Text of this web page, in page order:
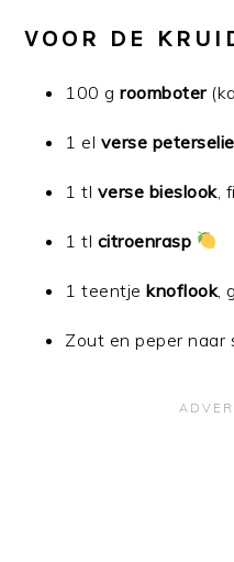
VOOR DE
100 groomboter
1 el verse peterselie
1 tl verse bieslook,
1 tl citroenrasp
1 teentjeknoflook,
Zout en peper naar